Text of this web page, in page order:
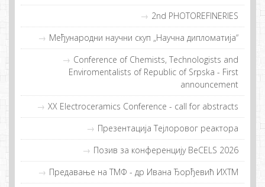
2nd PHOTOREFINERIES
Међународни научни скуп „Научна дипломатија“
Conference of Chemists, Technologists and
Enviromentalists of Republic of Srpska - First
announcement
XX Electroceramics Conference - call for abstracts
Прeзeнтaциja Tejлoрoвoг рeaктoрa
Позив за конференцију BeCELS 2026
Предавање на ТМФ - др Иванa Ђорђевић ИХТМ